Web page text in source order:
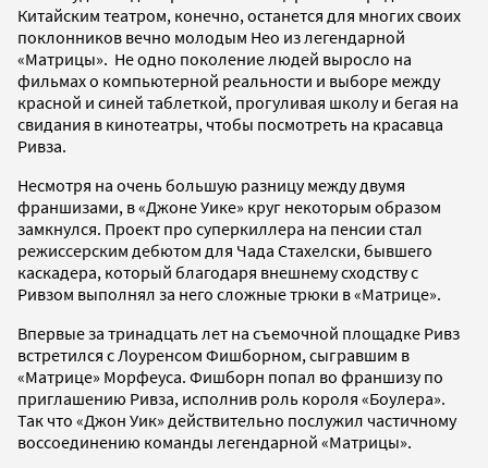
Китайским театром, конечно, останется для многих своих
поклонников вечно молодым Нео из легендарной
«Матрицы». Не одно поколение людей выросло на
фильмах о компьютерной реальности и выборе между
красной и синей таблеткой, прогуливая школу и бегая на
свидания в кинотеатры, чтобы посмотреть на красавца
Ривза.
Несмотря на очень большую разницу между двумя
франшизами, в «Джоне Уике» круг некоторым образом
замкнулся. Проект про суперкиллера на пенсии стал
режиссерским дебютом для Чада Стахелски, бывшего
каскадера, который благодаря внешнему сходству с
Ривзом выполнял за него сложные трюки в «Матрице».
Впервые за тринадцать лет на съемочной площадке Ривз
встретился с Лоуренсом Фишборном, сыгравшим в
«Матрице» Морфеуса. Фишборн попал во франшизу по
приглашению Ривза, исполнив роль короля «Боулера».
Так что «Джон Уик» действительно послужил частичному
воссоединению команды легендарной «Матрицы».